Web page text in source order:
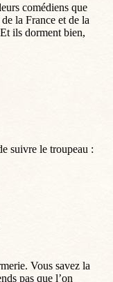
comédiens que
la France et de la
ils dorment bien,
suivre le troupeau :
Vous savez la
pas que l’on